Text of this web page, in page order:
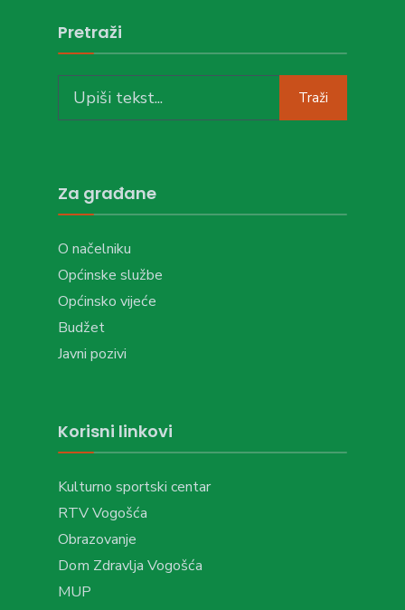
Pretraži
for:
Traži
Za građane
O načelniku
Općinske službe
Općinsko vijeće
Budžet
Javni pozivi
Korisni linkovi
Kulturno sportski centar
RTV Vogošća
Obrazovanje
Dom Zdravlja Vogošća
MUP